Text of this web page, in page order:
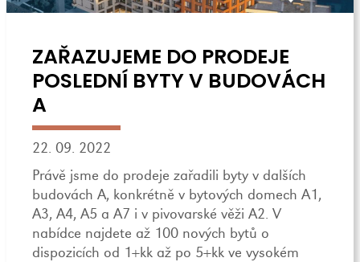
ZAŘAZUJEME DO PRODEJE
POSLEDNÍ BYTY V BUDOVÁCH
A
22. 09. 2022
Právě jsme do prodeje zařadili byty v dalších
budovách A, konkrétně v bytových domech A1,
A3, A4, A5 a A7 i v pivovarské věži A2. V
nabídce najdete až 100 nových bytů o
dispozicích od 1+kk až po 5+kk ve vysokém